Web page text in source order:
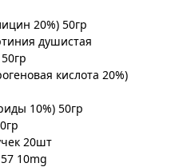
20%) 50гр
душистая
кислота 20%)
10%) 50гр
20шт
10mg